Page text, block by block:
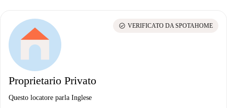
Proprietario Privato
Questo locatore parla Inglese
check_circle VERIFICATO DA SPOTAHOME